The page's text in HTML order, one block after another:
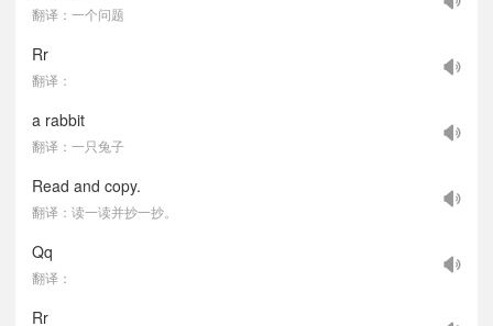
翻译：一个问题
Rr
翻译：
a rabbit
翻译：一只兔子
Read and copy.
翻译：读一读并抄一抄。
Qq
翻译：
Rr